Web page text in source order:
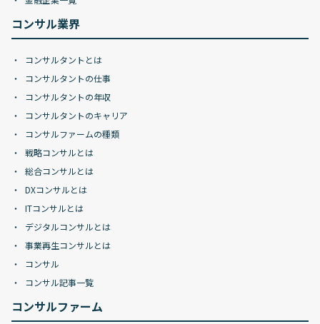
コンサル業界
コンサルタントとは
コンサルタントの仕事
コンサルタントの年収
コンサルタントのキャリア
コンサルファームの種類
戦略コンサルとは
総合コンサルとは
DXコンサルとは
ITコンサルとは
デジタルコンサルとは
事業再生コンサルとは
コンサル
コンサル記事一覧
コンサルファーム